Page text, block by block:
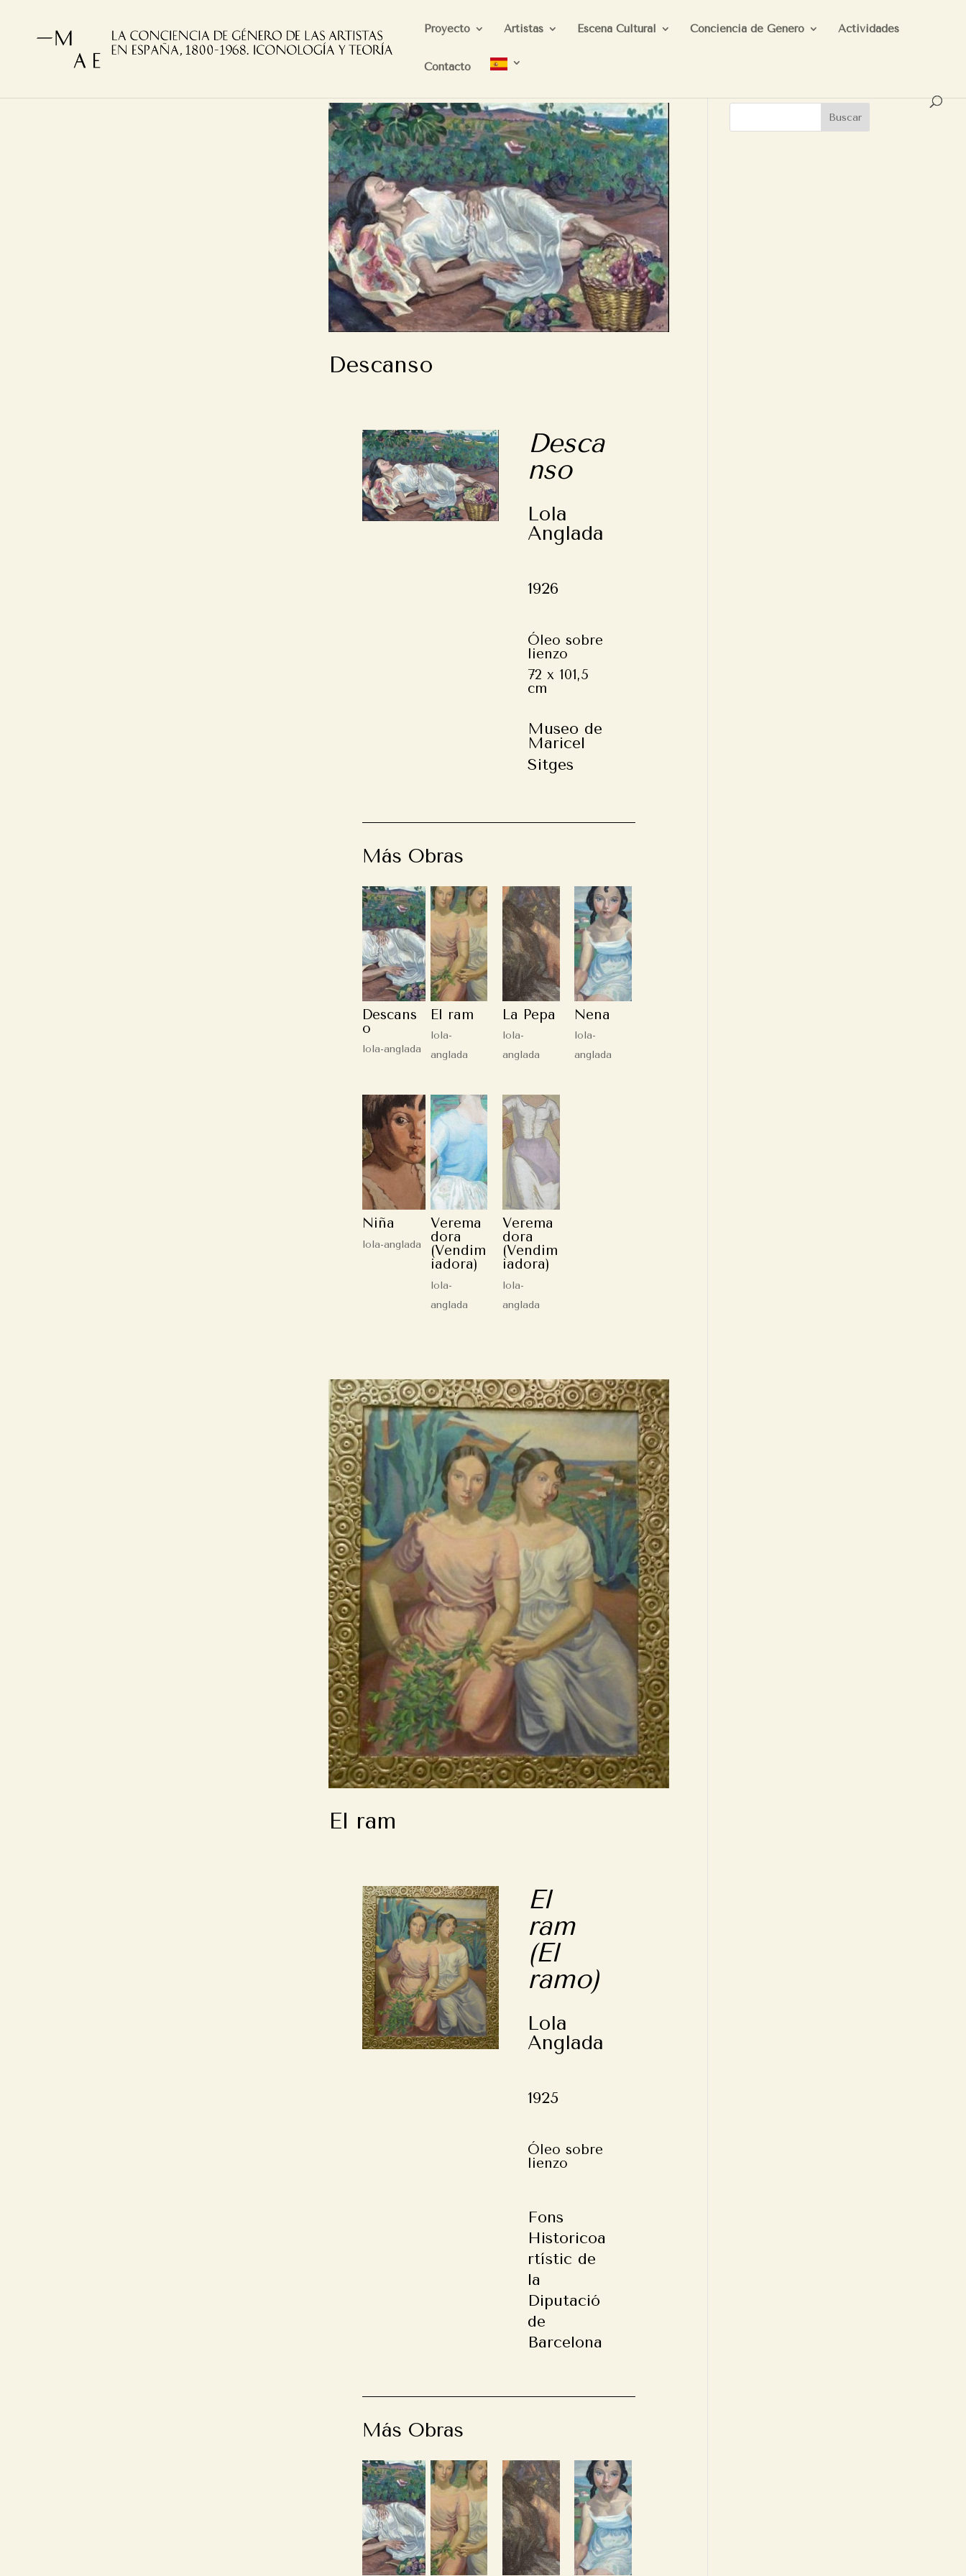
Proyecto Artistas Escena Cultural Conciencia de Género Actividades
Contacto
Descanso
Desca
nso
Lola
Anglada
1926
Óleo sobre
lienzo
72 x 101,5
cm
Museo de
Maricel
Sitges
Más Obras
Descans
o
lola-anglada
El ram
lola-
anglada
La Pepa
lola-
anglada
Nena
lola-
anglada
Niña
lola-anglada
Verema
dora
(Vendim
iadora)
lola-
anglada
Verema
dora
(Vendim
iadora)
lola-
anglada
El ram
El
ram
(El
ramo)
Lola
Anglada
1925
Óleo sobre
lienzo
Fons
Historicoa
rtístic de
la
Diputació
de
Barcelona
Más Obras